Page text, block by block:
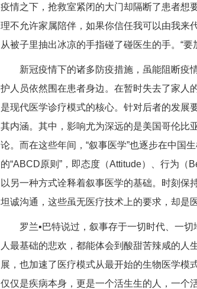
疫情之下，抢救室紧闭的大门却隔断了患者想
理不允许家属陪伴，如果你信任我可以由我来
从被子里抽出冰凉的手指碰了碰医生的手。“
新冠疫情下的诸多防疫措施，虽能阻断疫
护人员依然围在患者身边。在暂时失去了家人
是现代医学诊疗模式的核心。针对后者的发展
其内涵。其中，影响尤为深远的是美国哥伦比
论。而在这些年间，“叙事医学”也逐步在中国
的“ABCD原则”，即态度（Attitude）、行为（
以另一种方式诠释着叙事医学的基础。时刻保
坦诚沟通，这些虽无医疗技术上的要求，却是
罗兰▪巴特说过，叙事存于一切时代、一
人最基础的悲欢，都能体会到酸甜苦辣咸的
展，也加速了医疗模式从最开始的生物医学模
仅仅是疾病本身，更是一个活生生的人，一个